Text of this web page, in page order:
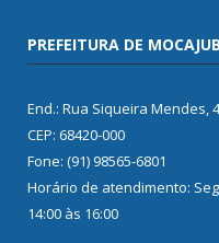
PREFEITURA DE
End.: Rua Siqueira Mendes,
CEP: 68420-000
Fone: (91) 98565-6801
Horário de atendimento:
14:00 às 16:00